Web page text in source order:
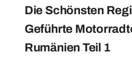
Die Schönsten
Geführte
Rumänien Teil 1